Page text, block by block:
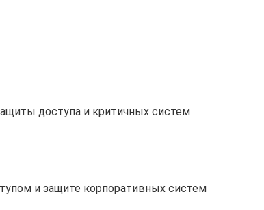
доступа и критичных систем
и защите корпоративных систем